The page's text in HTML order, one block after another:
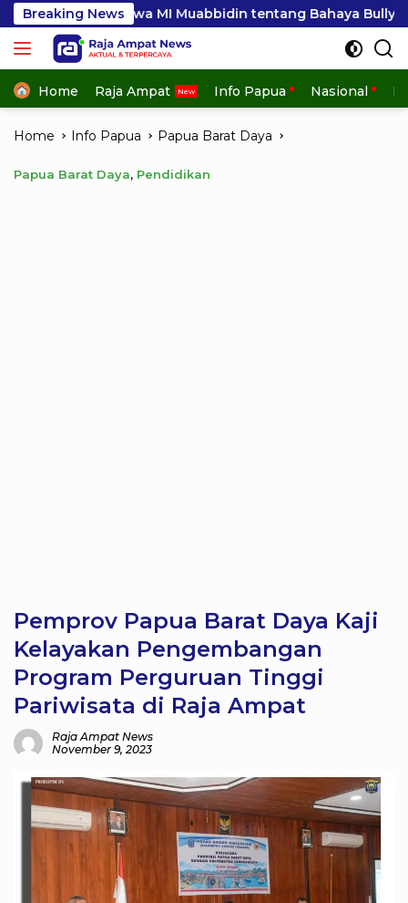
Skip
to
content
Breaking News
MI Muabbidin tentang Bahaya Bullying Semarak
Home Raja Ampat Info Papua Nasional
Home Info Papua Papua Barat Daya
Papua Barat Daya, Pendidikan
Pemprov Papua Barat Daya Kaji
Kelayakan Pengembangan
Program Perguruan Tinggi
Pariwisata di Raja Ampat
Raja Ampat News
November 9, 2023